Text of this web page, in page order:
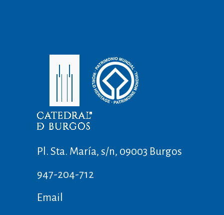
Pl. Sta. María, s/n, 09003 Burgos
947-204-712
Email